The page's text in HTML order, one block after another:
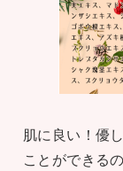
肌に良い！優
ことができる